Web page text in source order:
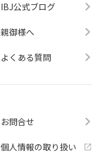
IBJ公式ブログ
親御様へ
よくある質問
お問合せ
個人情報の取り扱い